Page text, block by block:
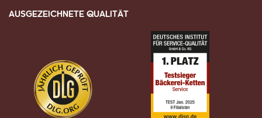
AUSGEZEICHNETE QUALITÄT